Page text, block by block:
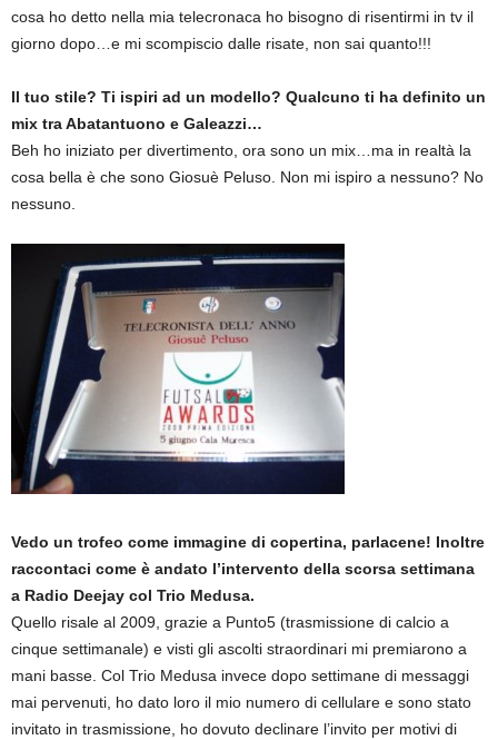
cosa ho detto nella mia telecronaca ho bisogno di risentirmi in tv il
giorno dopo…e mi scompiscio dalle risate, non sai quanto!!!
Il tuo stile? Ti ispiri ad un modello? Qualcuno ti ha definito un
mix tra Abatantuono e Galeazzi…
Beh ho iniziato per divertimento, ora sono un mix…ma in realtà la
cosa bella è che sono Giosuè Peluso. Non mi ispiro a nessuno? No
nessuno.
Vedo un trofeo come immagine di copertina, parlacene! Inoltre
raccontaci come è andato l’intervento della scorsa settimana
a Radio Deejay col Trio Medusa.
Quello risale al 2009, grazie a Punto5 (trasmissione di calcio a
cinque settimanale) e visti gli ascolti straordinari mi premiarono a
mani basse. Col Trio Medusa invece dopo settimane di messaggi
mai pervenuti, ho dato loro il mio numero di cellulare e sono stato
invitato in trasmissione, ho dovuto declinare l’invito per motivi di